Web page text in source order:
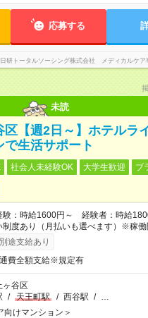
応募する
日研トータルソーシング株式会社 メディカルケア
未読
区【週2日～】ホテルラ
生活サポート
社会人未経験OK 大学生歓迎
ブ
験：時給1600円～ 経験者：時給
制度あり（月払いも選べます）※稼働
お支払いとなります。
途支給あり
費全額支給※規定有
ヶ谷区
/ 天王町駅 / 西谷駅 / …
向けマンション＞